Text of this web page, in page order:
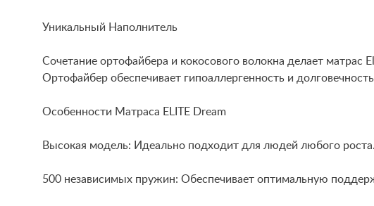
Уникальный Наполнитель
Сочетание ортофайбера и кокосового волокна делает
Ортофайбер обеспечивает гипоаллергенность и
Особенности Матраса ELITE Dream
Высокая модель: Идеально подходит для людей любого роста.
500 независимых пружин: Обеспечивает оптимальную